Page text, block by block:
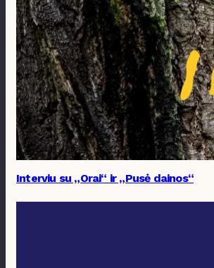
Interviu su „Orai“ ir „Pusė dainos“